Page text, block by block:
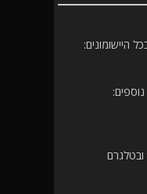
היישומונים:
ובטלגרם